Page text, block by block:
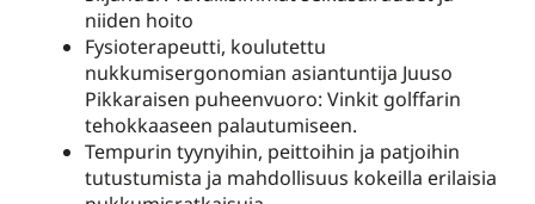
niiden hoito
Fysioterapeutti, koulutettu
nukkumisergonomian asiantuntija Juuso
Pikkaraisen puheenvuoro: Vinkit golffarin
tehokkaaseen palautumiseen.
Tempurin tyynyihin, peittoihin ja patjoihin
tutustumista ja mahdollisuus kokeilla erilaisia